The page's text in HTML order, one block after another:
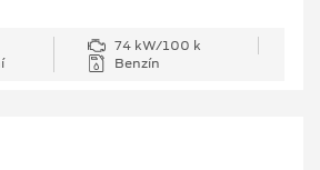
74 kW/100 k
Benzín